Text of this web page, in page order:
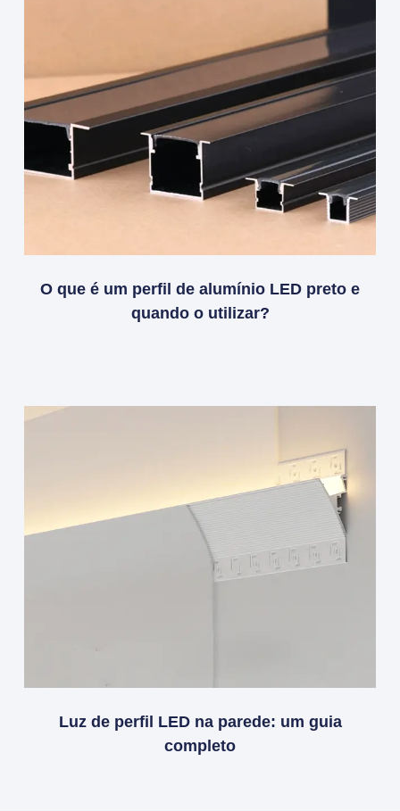
O que é um perfil de alumínio LED preto e
quando o utilizar?
Luz de perfil LED na parede: um guia
completo